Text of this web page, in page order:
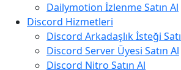
Dailymotion İzlenme Satın Al
Discord Hizmetleri
Discord Arkadaşlık İsteği
Discord Server Üyesi Satın Al
Discord Nitro Satın Al